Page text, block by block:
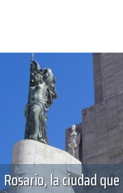
Rosario, la ciudad